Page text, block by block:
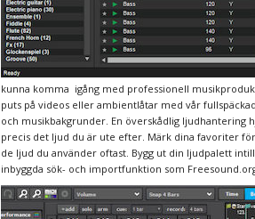
kunna komma igång med professionell
puts på videos eller ambientlåtar med vår
och musikbakgrunder. En överskådlig ljudhantering
precis det ljud du är ute efter. Märk dina favoriter
de ljud du använder oftast. Bygg ut din ljudpalett
inbyggda sök- och importfunktion som